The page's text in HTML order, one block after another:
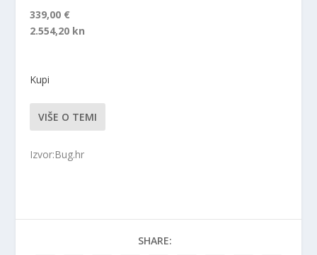
339,00 €
2.554,20 kn
Kupi
VIŠE O TEMI
Izvor:Bug.hr
SHARE: